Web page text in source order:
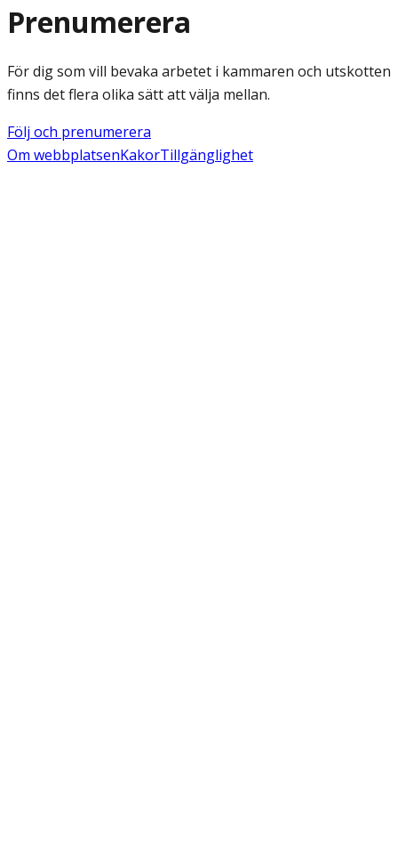
Prenumerera
För dig som vill bevaka arbetet i kammaren och utskotten
finns det flera olika sätt att välja mellan.
Följ och prenumerera
Om webbplatsenKakorTillgänglighet